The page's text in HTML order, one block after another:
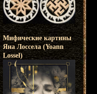
Мифические картины
Яна Лоссела (Yoann
Lossel)